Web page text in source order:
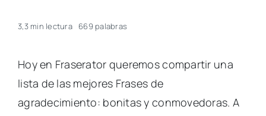
3,3 min lectura 669 palabras
Hoy en Fraserator queremos compartir una
lista de las mejores Frases de
agradecimiento: bonitas y conmovedoras. A